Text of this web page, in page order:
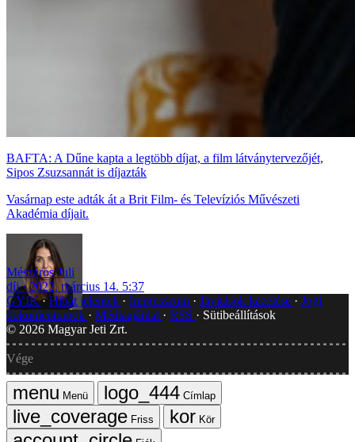
BAFTA: A Dűne kapta a legtöbb díjat, a film látványtervezőjét,
Sipos Zsuzsannát is díjazták
Vasárnap este adták át a Brit Film- és Televíziós Művészeti
Akadémia díjait.
Mészáros Juli
díj
2022. március 14. 5:37
GYIK Hibát jelentek Impresszum Javítások kezelése
Jogi
dokumentumok
Médiaajánlat RSS
Sütibeállítások
© 2026 Magyar Jeti Zrt.
Vége
Menü
Címlap
Friss
Kör